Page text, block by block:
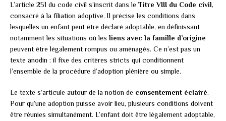
L’article 251 du code civil s’inscrit dans le Titre VIII du Code civil,
consacré à la filiation adoptive. Il précise les conditions dans
lesquelles un enfant peut être déclaré adoptable, en définissant
notamment les situations où les liens avec la famille d’origine
peuvent être légalement rompus ou aménagés. Ce n’est pas un
texte anodin : il fixe des critères stricts qui conditionnent
l’ensemble de la procédure d’adoption plénière ou simple.
Le texte s’articule autour de la notion de consentement éclairé.
Pour qu’une adoption puisse avoir lieu, plusieurs conditions doivent
être réunies simultanément. L’enfant doit être légalement adoptable,